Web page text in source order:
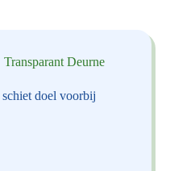
Transparant Deurne
doel voorbij